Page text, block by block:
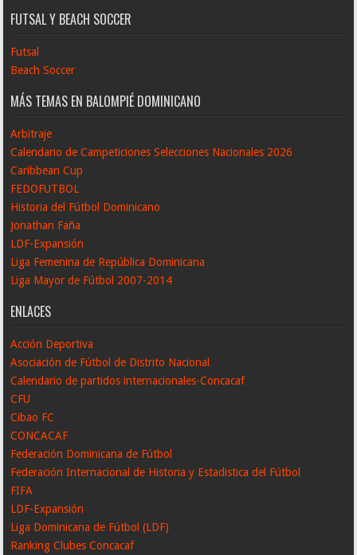
FUTSAL Y BEACH SOCCER
Futsal
Beach Soccer
MÁS TEMAS EN BALOMPIÉ DOMINICANO
Arbitraje
Calendario de Campeticiones Selecciones Nacionales 2026
Caribbean Cup
FEDOFUTBOL
Historia del Fútbol Dominicano
Jonathan Faña
LDF-Expansión
Liga Femenina de República Dominicana
Liga Mayor de Fútbol 2007-2014
ENLACES
Acción Deportiva
Asociación de Fútbol de Distrito Nacional
Calendario de partidos internacionales-Concacaf
CFU
Cibao FC
CONCACAF
Federación Dominicana de Fútbol
Federación Internacional de Historia y Estadistica del Fútbol
FIFA
LDF-Expansión
Liga Dominicana de Fútbol (LDF)
Ranking Clubes Concacaf